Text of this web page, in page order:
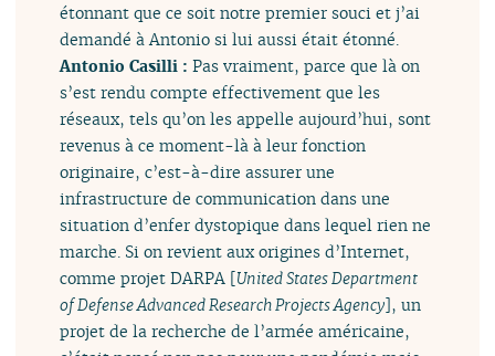
étonnant que ce soit notre premier souci et j’ai
demandé à Antonio si lui aussi était étonné.
Antonio Casilli :Pas vraiment, parce que là on
s’est rendu compte effectivement que les
réseaux, tels qu’on les appelle aujourd’hui, sont
revenus à ce moment-là à leur fonction
originaire, c’est-à-dire assurer une
infrastructure de communication dans une
situation d’enfer dystopique dans lequel rien ne
marche. Si on revient aux origines d’Internet,
comme projet DARPA [United States Department
of Defense Advanced Research Projects Agency], un
projet de la recherche de l’armée américaine,